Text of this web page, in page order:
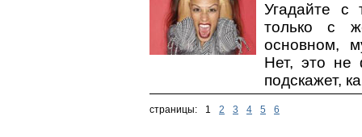
Угадайте с
только с
основном,
Нет, это не
подскажет,
страницы: 1 2 3 4 5 6